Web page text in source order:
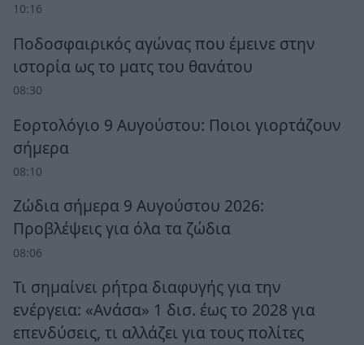
10:16
Ποδοσφαιρικός αγώνας που έμεινε στην
ιστορία ως το ματς του θανάτου
08:30
Εορτολόγιο 9 Αυγούστου: Ποιοι γιορτάζουν
σήμερα
08:10
Ζώδια σήμερα 9 Αυγούστου 2026:
Προβλέψεις για όλα τα ζώδια
08:06
Τι σημαίνει ρήτρα διαφυγής για την
ενέργεια: «Ανάσα» 1 δισ. έως το 2028 για
επενδύσεις, τι αλλάζει για τους πολίτες